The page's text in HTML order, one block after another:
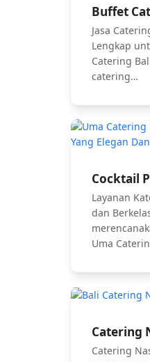
Buffet
Jasa
Lengkap
Catering
catering…
Cocktail
Layanan
dan
Uma
Catering
Catering